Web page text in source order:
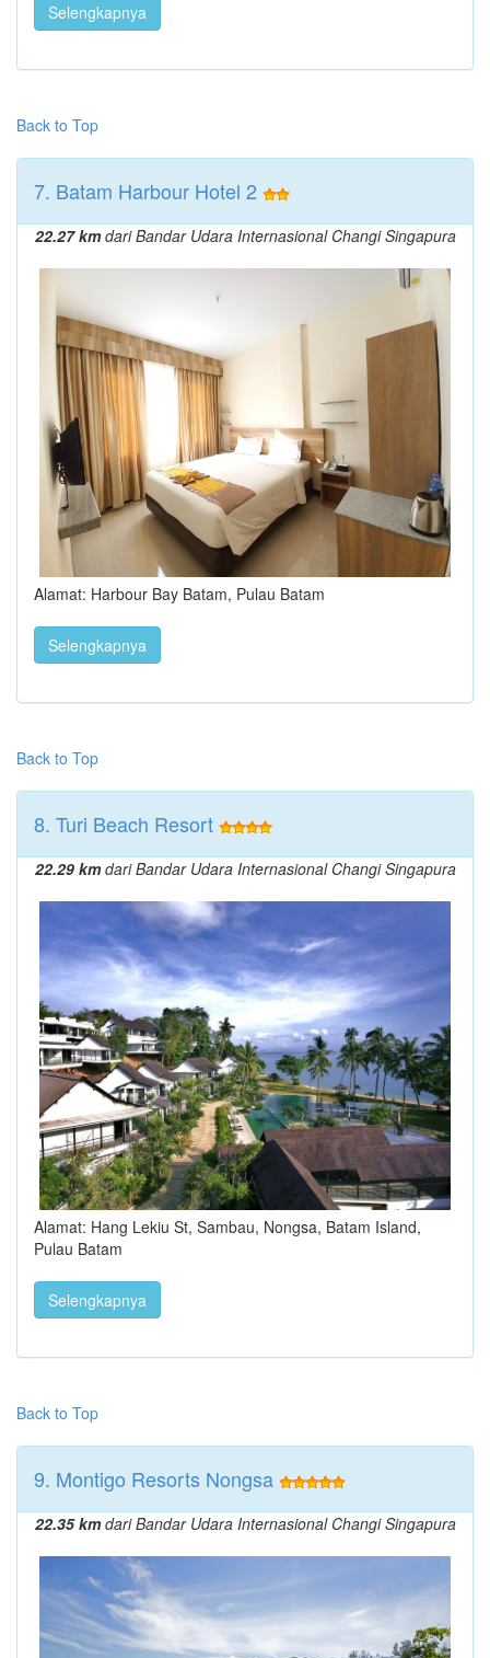
Selengkapnya
Back to Top
7. Batam Harbour Hotel 2
22.27 kmdari Bandar Udara Internasional Changi Singapura
Alamat: Harbour Bay Batam, Pulau Batam
Selengkapnya
Back to Top
8. Turi Beach Resort
22.29 kmdari Bandar Udara Internasional Changi Singapura
Alamat: Hang Lekiu St, Sambau, Nongsa, Batam Island,
Pulau Batam
Selengkapnya
Back to Top
9. Montigo Resorts Nongsa
22.35 kmdari Bandar Udara Internasional Changi Singapura